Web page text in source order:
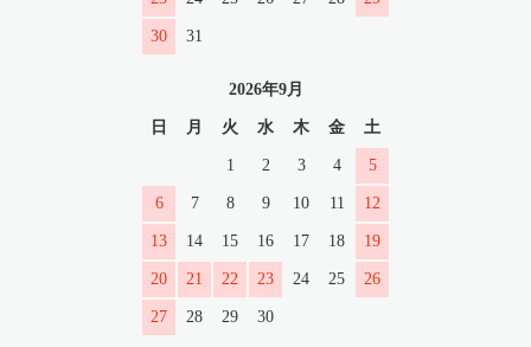
30 31
2026年9月
日 月 火 水 木 金 土
1 2 3 4 5
6 7 8 9 10 11 12
13 14 15 16 17 18 19
20 21 22 23 24 25 26
27 28 29 30